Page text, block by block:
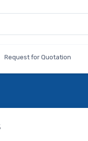
Request for Quotation